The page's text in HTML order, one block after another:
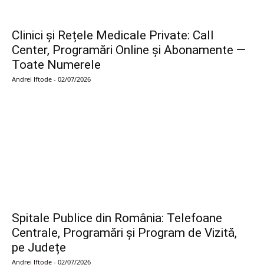
Clinici și Rețele Medicale Private: Call
Center, Programări Online și Abonamente —
Toate Numerele
Andrei Iftode - 02/07/2026
Spitale Publice din România: Telefoane
Centrale, Programări și Program de Vizită,
pe Județe
Andrei Iftode - 02/07/2026